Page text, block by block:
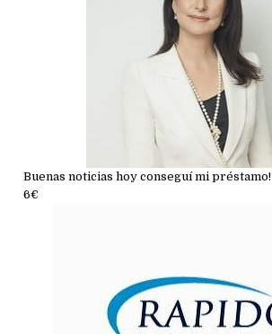
Buenas noticias hoy conseguí mi préstamo!
6€